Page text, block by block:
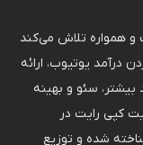
و همواره تلاش می‌کند
درآمد یوتیوب، ارائه
سئو و بهینه
کپی رایت در
شده و توزیع